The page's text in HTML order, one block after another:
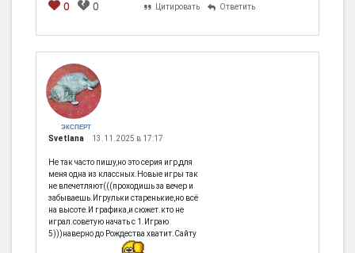
0 0 Цитировать Ответить
ЭКСПЕРТ
Svetlana 13.11.2025 в 17:17
Не так часто пишу,но это серия игр,для
меня одна из классных.Новые игры так
не впечетляют(((проходишь за вечер и
забываешь.Игрульки старенькие,но всё
на высоте.И графика,и сюжет.кто не
играл.советую начать с 1.Играю
5)))наверно до Рождества хватит.Сайту